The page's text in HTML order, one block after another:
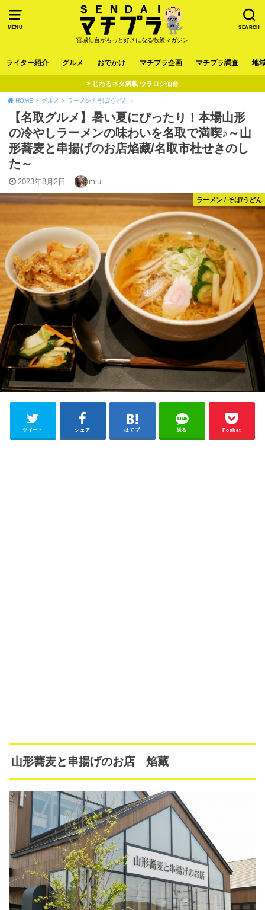
MENU SEARCH
宮城仙台がもっと好きになる散策マガジン
ライター紹介 グルメ おでかけ マチプラ企画 マチプラ調査 地
じわるネタ満載 ウラロジ仙台
HOME グルメ ラーメン / そば/うどん
【名取グルメ】暑い夏にぴったり！本場山形
の冷やしラーメンの味わいを名取で満喫♪～山
形蕎麦と串揚げのお店焰藏/名取市杜せきのし
た～
2023年8月2日 miu
ラーメン / そば/うどん
ツイート シェア はてブ 送る Pocket
山形蕎麦と串揚げのお店 焰藏